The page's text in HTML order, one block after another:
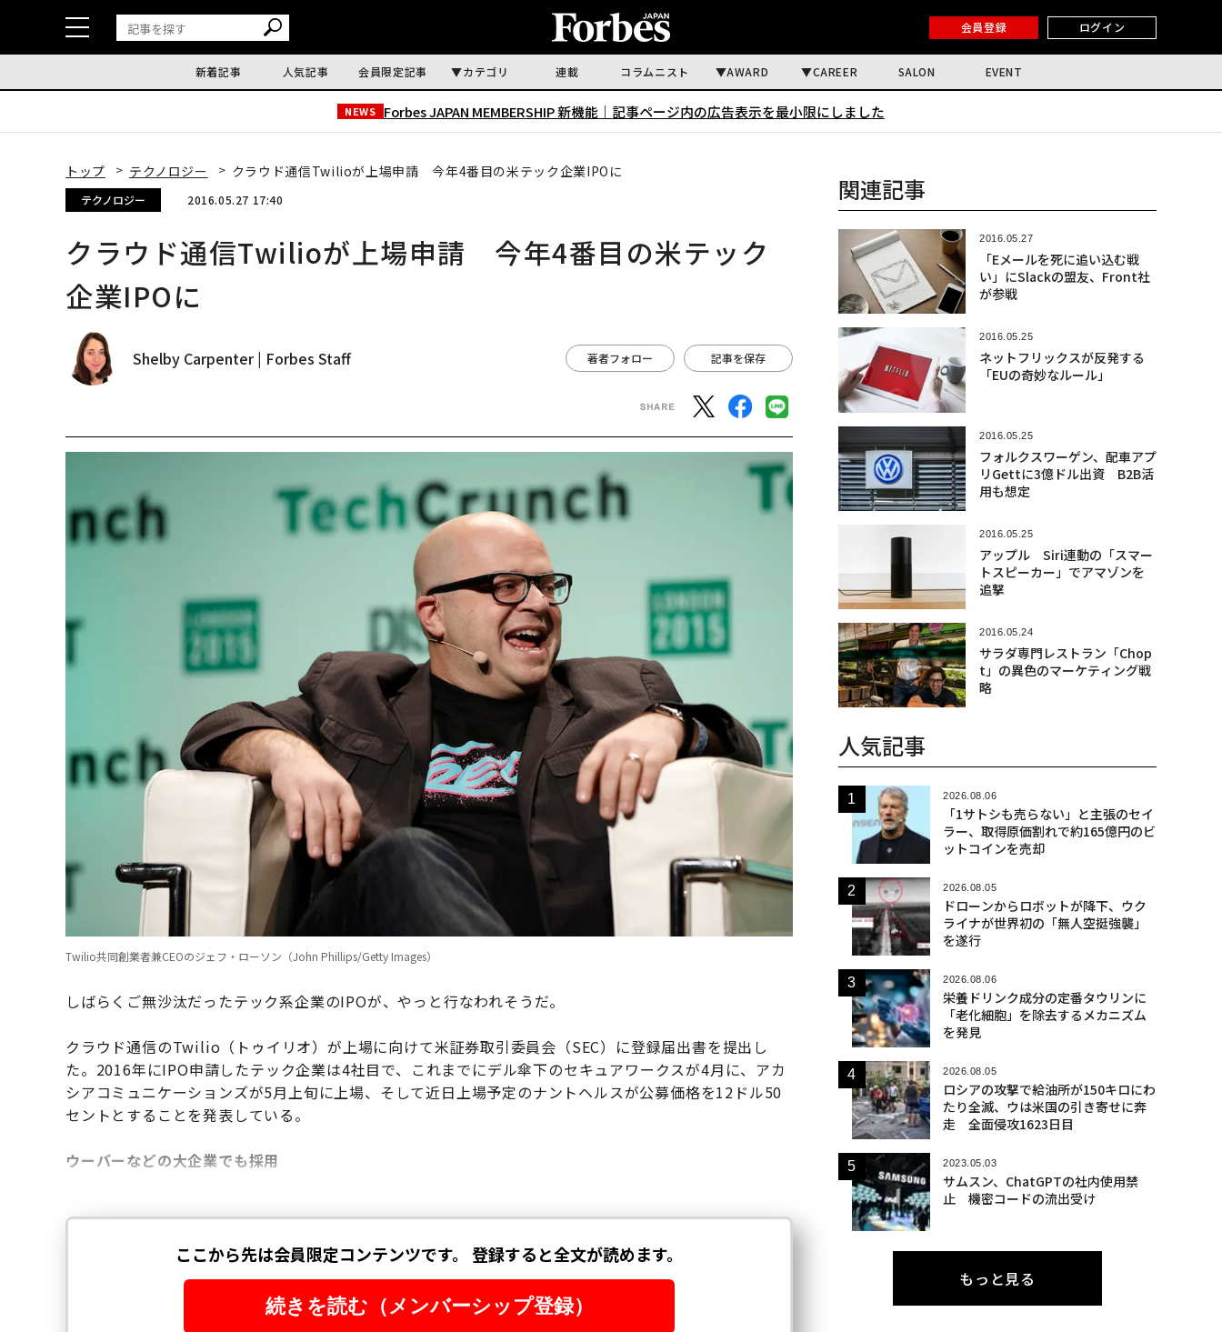
会員登録 ログイン
新着記事 人気記事 会員限定記事 カテゴリ 連載 コラムニスト AWARD CAREER SALON EVENT
NEWS Forbes JAPAN MEMBERSHIP 新機能｜ 記事ページ内の広告表示を最小限にしました
トップ テクノロジー クラウド通信Twilioが上場申請 今年4番目の米テック企業IPOに
テクノロジー 2016.05.27 17:40
クラウド通信Twilioが上場申請 今年4番目の米テック
企業IPOに
Shelby Carpenter | Forbes Staff 著者フォロー 記事を保存
Twilio共同創業者兼CEOのジェフ・ローソン（John Phillips/Getty Images）
しばらくご無沙汰だったテック系企業のIPOが、やっと行なわれそうだ。
クラウド通信のTwilio（トゥイリオ）が上場に向けて米証券取引委員会（SEC）に登録届出書を提出し
た。2016年にIPO申請したテック企業は4社目で、これまでにデル傘下のセキュアワークスが4月に、アカ
シアコミュニケーションズが5月上旬に上場、そして近日上場予定のナントヘルスが公募価格を12ドル50
セントとすることを発表している。
ウーバーなどの大企業でも採用
関連記事
2016.05.27
「Eメールを死に追い込む戦
い」にSlackの盟友、Front社
が参戦
2016.05.25
ネットフリックスが反発する
「EUの奇妙なルール」
2016.05.25
フォルクスワーゲン、配車アプ
リGettに3億ドル出資 B2B活
用も想定
2016.05.25
アップル Siri連動の「スマー
トスピーカー」でアマゾンを
追撃
2016.05.24
サラダ専門レストラン「Chop
t」の異色のマーケティング戦
略
人気記事
2026.08.06
「1サトシも売らない」と主張のセイ
ラー、取得原価割れで約165億円のビ
ットコインを売却
2026.08.05
ドローンからロボットが降下、ウク
ライナが世界初の「無人空挺強襲」
を遂行
2026.08.06
栄養ドリンク成分の定番タウリンに
「老化細胞」を除去するメカニズム
を発見
2026.08.05
ロシアの攻撃で給油所が150キロにわ
たり全滅、ウは米国の引き寄せに奔
走 全面侵攻1623日目
2023.05.03
サムスン、ChatGPTの社内使用禁
止 機密コードの流出受け
もっと見る